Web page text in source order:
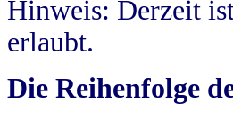
Hinweis: Derzeit
erlaubt.
Die Reihenfolge